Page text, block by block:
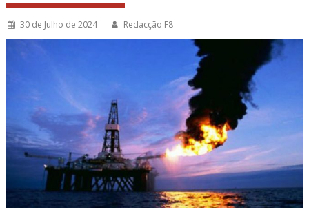
30 de Julho de 2024 Redacção F8